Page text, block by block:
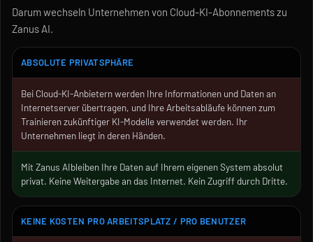
Darum wechseln Unternehmen von Cloud-KI-Abonnements zu
Zanus AI.
ABSOLUTE PRIVATSPHÄRE
Bei Cloud-KI-Anbietern werden Ihre Informationen und Daten an
Internetserver übertragen, und Ihre Arbeitsabläufe können zum
Trainieren zukünftiger KI-Modelle verwendet werden. Ihr
Unternehmen liegt in deren Händen.
Mit Zanus AIbleiben Ihre Daten auf Ihrem eigenen System absolut
privat. Keine Weitergabe an das Internet. Kein Zugriff durch Dritte.
KEINE KOSTEN PRO ARBEITSPLATZ / PRO BENUTZER